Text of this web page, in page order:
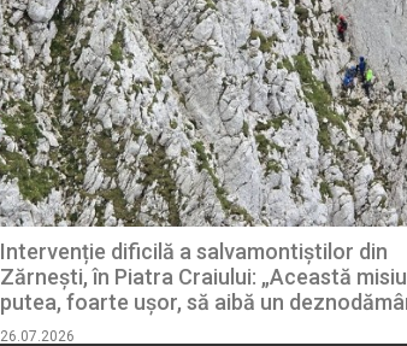
Intervenție dificilă a salvamontiștilor din
Zărnești, în Piatra Craiului: „Această
putea, foarte ușor, să aibă un
tragic”
26.07.2026